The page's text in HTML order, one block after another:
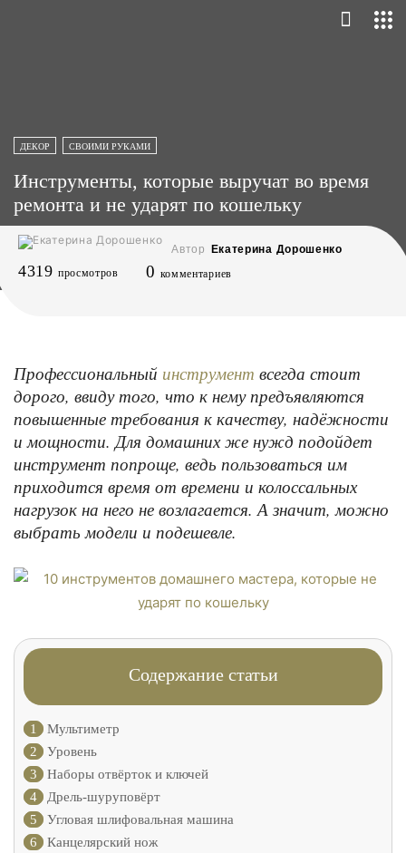
ДЕКОР СВОИМИ РУКАМИ
Инструменты, которые выручат во время
ремонта и не ударят по кошельку
Автор Екатерина Дорошенко
4319 просмотров 0 комментариев
Профессиональный инструмент всегда стоит
дорого, ввиду того, что к нему предъявляются
повышенные требования к качеству, надёжности
и мощности. Для домашних же нужд подойдет
инструмент попроще, ведь пользоваться им
приходится время от времени и колоссальных
нагрузок на него не возлагается. А значит, можно
выбрать модели и подешевле.
Содержание статьи
1
Мультиметр
2
Уровень
3
Наборы отвёрток и ключей
4
Дрель-шуруповёрт
5
Угловая шлифовальная машина
6
Канцелярский нож